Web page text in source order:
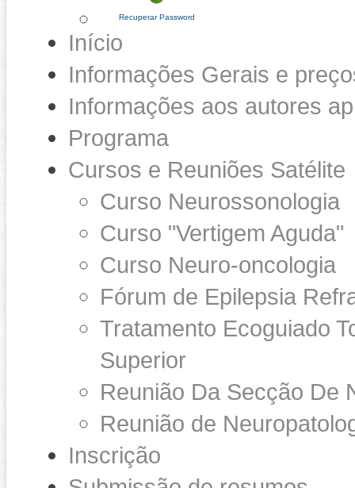
Recuperar Password
Início
Informações Gerais e
Informações aos autores
Programa
Cursos e Reuniões Satélite
Curso Neurossonologia
Curso "Vertigem Aguda"
Curso Neuro-oncologia
Fórum de Epilepsia
Tratamento Ecoguiado
Superior
Reunião Da Secção De
Reunião de
Inscrição